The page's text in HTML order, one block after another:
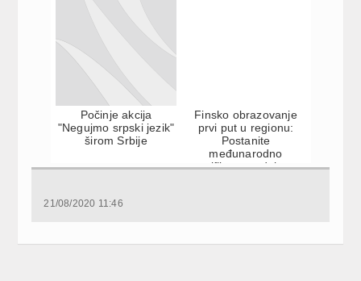
Počinje akcija
"Negujmo srpski jezik"
širom Srbije
Finsko obrazovanje
prvi put u regionu:
Postanite
međunarodno
sertifikovan edukator
21/08/2020 11:46